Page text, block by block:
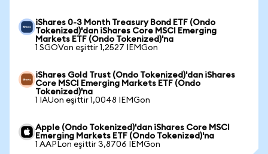
iShares 0-3 Month Treasury Bond ETF (Ondo
Tokenized)'dan iShares Core MSCI Emerging
Markets ETF (Ondo Tokenized)'na
1 SGOVon eşittir 1,2527 IEMGon
iShares Gold Trust (Ondo Tokenized)'dan iShares
Core MSCI Emerging Markets ETF (Ondo
Tokenized)'na
1 IAUon eşittir 1,0048 IEMGon
Apple (Ondo Tokenized)'dan iShares Core MSCI
Emerging Markets ETF (Ondo Tokenized)'na
1 AAPLon eşittir 3,8706 IEMGon